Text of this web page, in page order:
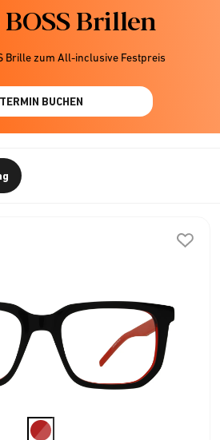
BOSS Brillen
Brille zum All-inclusive Festpreis
TERMIN BUCHEN